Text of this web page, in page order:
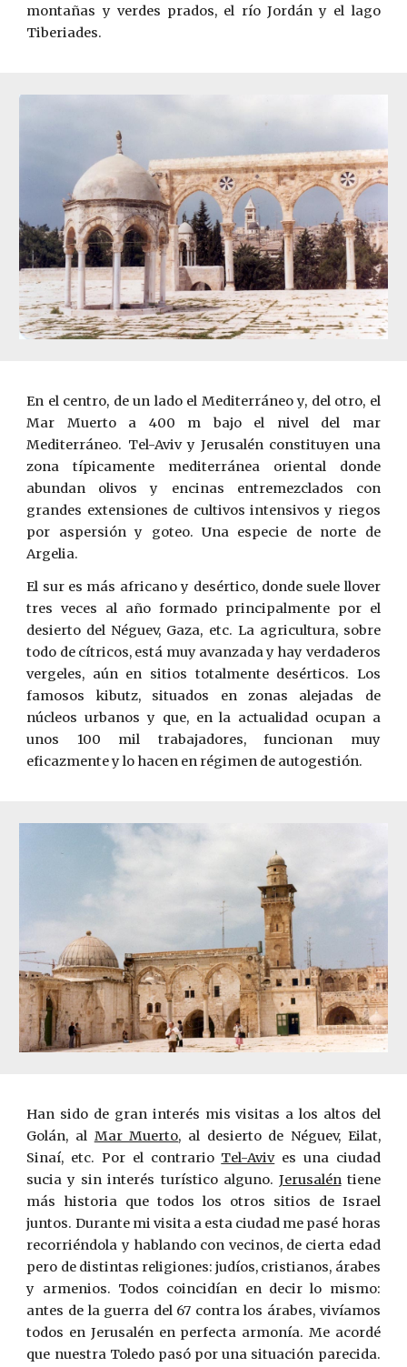
montañas y verdes prados, el río Jordán y el lago
Tiberiades.
En el centro, de un lado el Mediterráneo y, del otro, el
Mar Muerto a 400 m bajo el nivel del mar
Mediterráneo. Tel-Aviv y Jerusalén constituyen una
zona típicamente mediterránea oriental donde
abundan olivos y encinas entremezclados con
grandes extensiones de cultivos intensivos y riegos
por aspersión y goteo. Una especie de norte de
Argelia.
El sur es más africano y desértico, donde suele llover
tres veces al año formado principalmente por el
desierto del Néguev, Gaza, etc. La agricultura, sobre
todo de cítricos, está muy avanzada y hay verdaderos
vergeles, aún en sitios totalmente desérticos. Los
famosos kibutz, situados en zonas alejadas de
núcleos urbanos y que, en la actualidad ocupan a
unos 100 mil trabajadores, funcionan muy
eficazmente y lo hacen en régimen de autogestión.
Han sido de gran interés mis visitas a los altos del
Golán, al Mar Muerto, al desierto de Néguev, Eilat,
Sinaí, etc. Por el contrario Tel-Avives una ciudad
sucia y sin interés turístico alguno. Jerusaléntiene
más historia que todos los otros sitios de Israel
juntos. Durante mi visita a esta ciudad me pasé horas
recorriéndola y hablando con vecinos, de cierta edad
pero de distintas religiones: judíos, cristianos, árabes
y armenios. Todos coincidían en decir lo mismo:
antes de la guerra del 67 contra los árabes, vivíamos
todos en Jerusalén en perfecta armonía. Me acordé
que nuestra Toledo pasó por una situación parecida.